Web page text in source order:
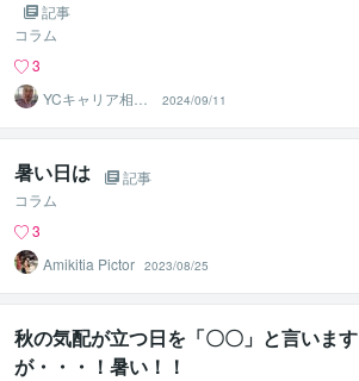
記事
コラム
3
YCキャリア相談
2024/09/11
暑い日は
記事
コラム
3
Amikitia Pictor 2023/08/25
秋の気配が立つ日を「〇〇」と言います
が・・・！暑い！！